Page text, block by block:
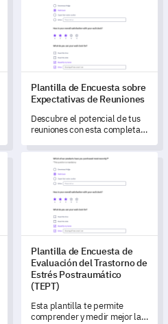
retroalimentación.
Plantilla de Encuesta sobre
Expectativas de Reuniones
Descubre el potencial de tus
reuniones con esta completa
Expectativas de Reuniones.
la Escala de Diagnóstico de
Plantilla de Encuesta de
Plantilla de Encuesta de
Evaluación del Trastorno de
Estrés Postraumático
(TEPT)
Esta plantilla te permite
comprender y medir mejor la